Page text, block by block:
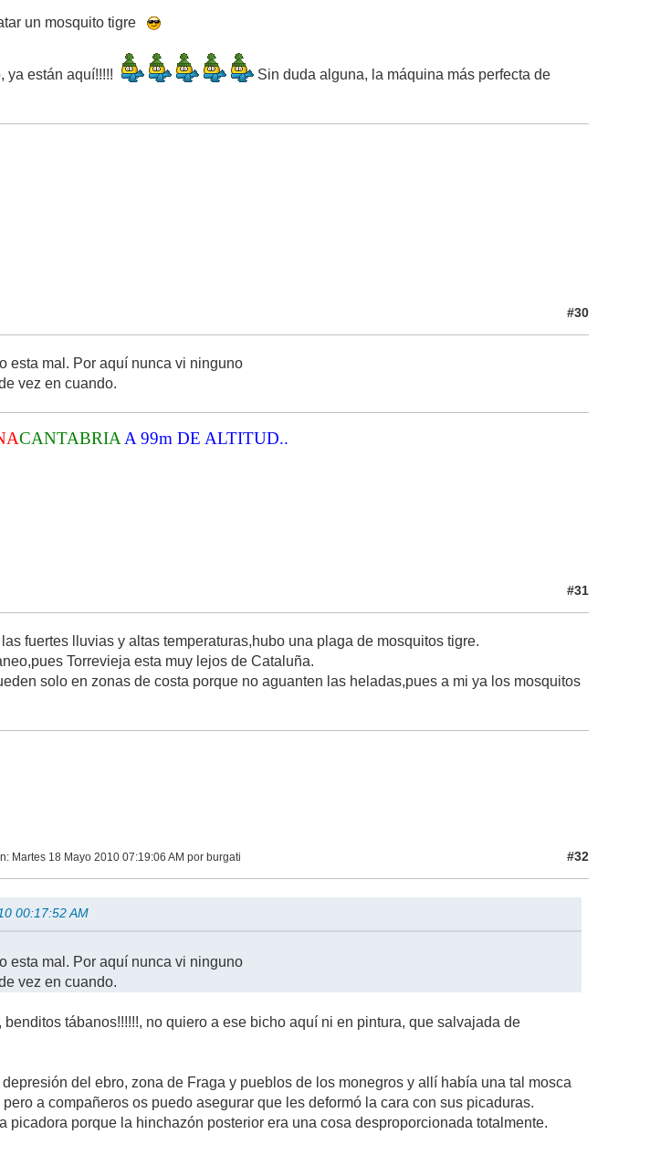
un mosquito tigre
ya están aquí!!!!!
Sin duda alguna, la máquina más perfecta de
#30
esta mal. Por aquí nunca vi ninguno
vez en cuando.
CANTABRIA A 99m DE ALTITUD..
#31
fuertes lluvias y altas temperaturas,hubo una plaga de mosquitos tigre.
Torrevieja esta muy lejos de Cataluña.
solo en zonas de costa porque no aguanten las heladas,pues a mi ya los mosquitos
: Martes 18 Mayo 2010 07:19:06 AM por burgati #32
00:17:52 AM
esta mal. Por aquí nunca vi ninguno
vez en cuando.
tábanos!!!!!!, no quiero a ese bicho aquí ni en pintura, que salvajada de
del ebro, zona de Fraga y pueblos de los monegros y allí había una tal mosca
a compañeros os puedo asegurar que les deformó la cara con sus picaduras.
picadora porque la hinchazón posterior era una cosa desproporcionada totalmente.